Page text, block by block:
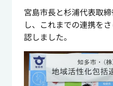
宮島市長と杉浦代表取
し、これまでの連携を
認しました。